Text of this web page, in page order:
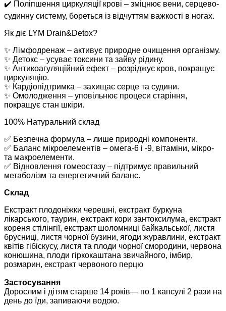
✔️ Поліпшення циркуляції крові – зміцнює вени, серцево-
судинну систему, бореться із відчуттям важкості в ногах.
Як діє LYM Drain&Detox?
✨ Лімфодренаж – активує природне очищення організму.
✨ Детокс – усуває токсини та зайву рідину.
✨ Антикоагуляційний ефект – розріджує кров, покращує
циркуляцію.
✨ Кардіопідтримка – захищає серце та судини.
✨ Омолодження – уповільнює процеси старіння,
покращує стан шкіри.
100% Натуральний склад
✅ Безпечна формула – лише природні компоненти.
✅ Баланс мікроелементів – омега-6 і -9, вітаміни, мікро-
та макроелементи.
✅ Відновлення гомеостазу – підтримує правильний
метаболізм та енергетичний баланс.
Склад
Екстракт плодоніжки черешні, екстракт буркуна
лікарського, таурин, екстракт кори зантоксилума, екстракт
кореня стілінгії, екстракт шоломниці байкальської, листя
брусниці, листя чорної бузини, ягоди журавлини, екстракт
квітів гібіскусу, листя та плоди чорної смородини, червона
конюшина, плоди гіркокаштана звичайного, імбир,
розмарин, екстракт червоного перцю
Застосування
Дорослим і дітям старше 14 років— по 1 капсулі 2 рази на
день до їди, запиваючи водою.